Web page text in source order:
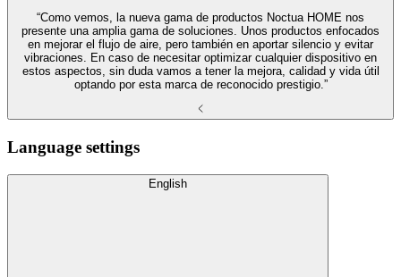
“Como vemos, la nueva gama de productos Noctua HOME nos
presente una amplia gama de soluciones. Unos productos enfocados
en mejorar el flujo de aire, pero también en aportar silencio y evitar
vibraciones. En caso de necesitar optimizar cualquier dispositivo en
estos aspectos, sin duda vamos a tener la mejora, calidad y vida útil
optando por esta marca de reconocido prestigio.”
Language settings
English